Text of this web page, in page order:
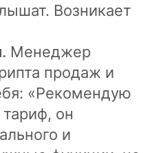
Возникает
Менеджер
продаж и
«Рекомендую
он
и